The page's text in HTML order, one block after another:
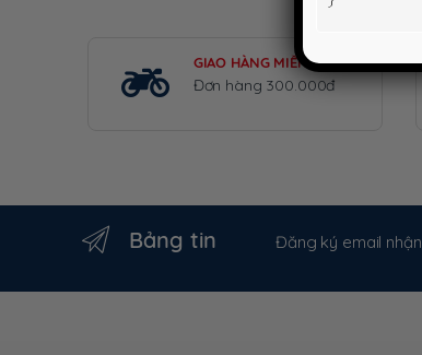
GIAO HÀNG MIỄN PHÍ
Đơn hàng 300.000đ
Bảng tin Đăng ký email